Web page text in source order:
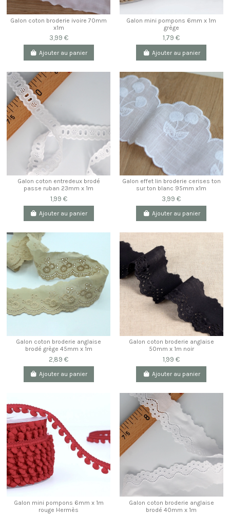
Galon coton broderie ivoire 70mm
x1m
3,99 €
Ajouter au panier
Galon mini pompons 6mm x 1m
grège
1,79 €
Ajouter au panier
Galon coton entredeux brodé
passe ruban 23mm x 1m
1,99 €
Ajouter au panier
Galon effet lin broderie cerises ton
sur ton blanc 95mm x1m
3,99 €
Ajouter au panier
Galon coton broderie anglaise
brodé grège 45mm x 1m
2,89 €
Ajouter au panier
Galon coton broderie anglaise
50mm x 1m noir
1,99 €
Ajouter au panier
Galon mini pompons 6mm x 1m
rouge Hermès
Galon coton broderie anglaise
brodé 40mm x 1m